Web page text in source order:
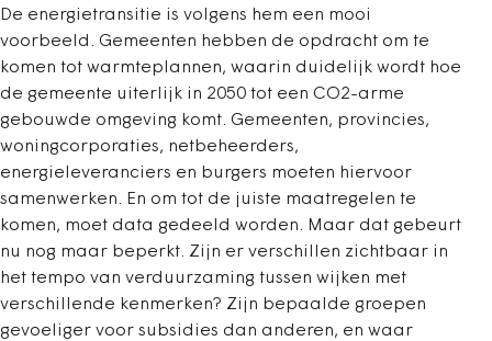
De energietransitie is volgens hem een mooi
voorbeeld. Gemeenten hebben de opdracht om te
komen tot warmteplannen, waarin duidelijk wordt hoe
de gemeente uiterlijk in 2050 tot een CO2-arme
gebouwde omgeving komt. Gemeenten, provincies,
woningcorporaties, netbeheerders,
energieleveranciers en burgers moeten hiervoor
samenwerken. En om tot de juiste maatregelen te
komen, moet data gedeeld worden. Maar dat gebeurt
nu nog maar beperkt. Zijn er verschillen zichtbaar in
het tempo van verduurzaming tussen wijken met
verschillende kenmerken? Zijn bepaalde groepen
gevoeliger voor subsidies dan anderen, en waar